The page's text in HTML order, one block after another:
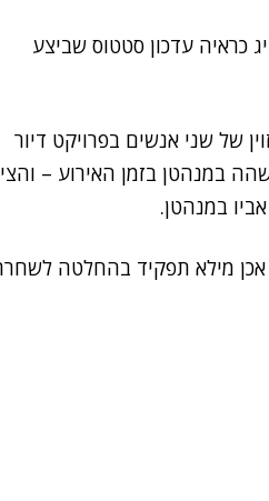
כראיה עדכון סטטוס שביצע
לשוד מזוין של שני אנשים בפרויקט דיור
במנהטן בזמן האירוע –
במנהטן.
אכן מילא תפקיד בהחלטה